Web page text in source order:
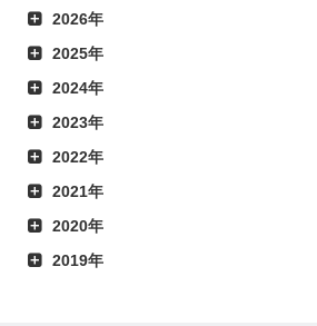
2026年
2025年
2024年
2023年
2022年
2021年
2020年
2019年